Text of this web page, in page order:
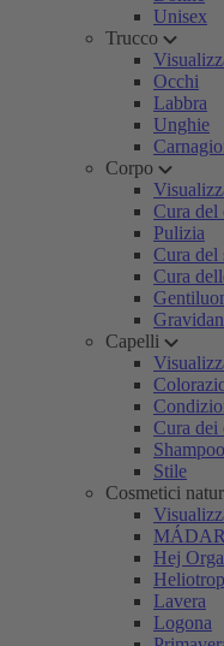
Unisex
Trucco
Occhi
Labbra
Unghie
Corpo
Cura del
Pulizia
Cura del
Cura
Capelli
Cura dei
Shampoo
Stile
Cosmetici
Hej
Heliotrop
Lavera
Logona